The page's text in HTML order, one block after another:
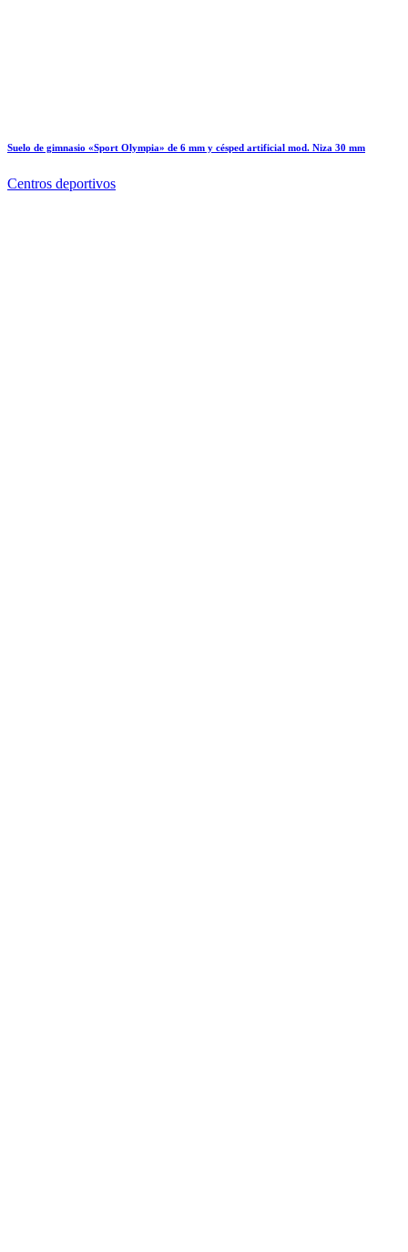
Suelo de gimnasio «Sport Olympia» de 6 mm y césped artificial mod. Niza 30 mm
Centros deportivos